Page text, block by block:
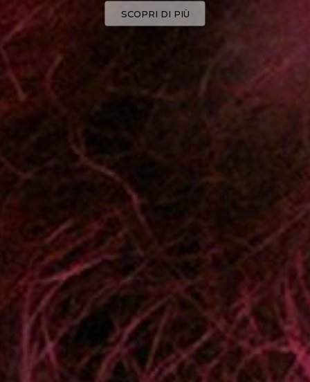
SCOPRI DI PIÙ